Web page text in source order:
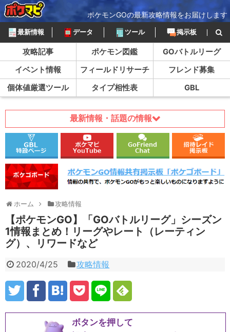
ポケモンGOの最新攻略情報をお届けします
最新情報 データ ツール 掲示板
攻略記事 ポケモン図鑑
GOバトルリーグ
イベント情報
フィールドリサーチ
フレンド募集
個体値厳選ツール
タイプ相性表 GBL
最新情報・話題の情報
ホーム 攻略情報
【ポケモンGO】「GOバトルリーグ」シーズン
1情報まとめ！リーグやレート（レーティン
グ）、リワードなど
2020/4/25 攻略情報
ボタンを押して